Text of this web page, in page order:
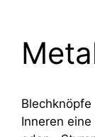
Inneren